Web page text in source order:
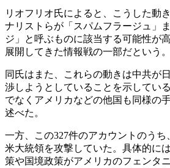
リオフリオ氏によると、こうした動
ナリストらが「スパムフラージュ」
ジ」と呼ぶものに該当する可能性が
展開してきた情報戦の一部だという。
同氏はまた、これらの動きは中共が
渉しようとしていることを示してい
でなくアメリカなどの他国も同様の
述べた。
一方、この327件のアカウントのう
米大統領を攻撃していた。具体的に
策や国境政策がアメリカのフェンタ